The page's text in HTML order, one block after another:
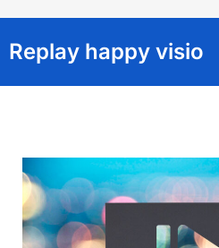
Replay happy visio